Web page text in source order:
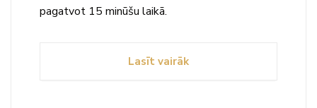
pagatvot 15 minūšu laikā.
Lasīt vairāk